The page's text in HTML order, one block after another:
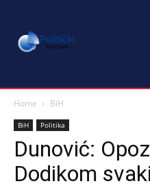
Home BiH
BiH Politika
Dunović:
Dodikom